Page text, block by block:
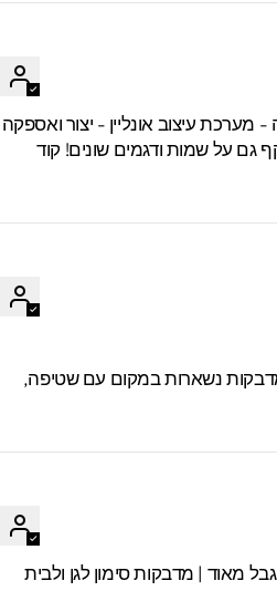
מערכת עיצוב אונליין - יצור ואספקה
על שמות ודגמים שונים! קוד
נשארות במקום עם שטיפה,
מאוד | מדבקות סימון לגן ולבית